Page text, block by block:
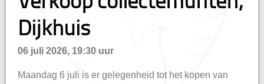
Dijkhuis
06 juli 2026, 19:30 uur
Maandag 6 juli is er gelegenheid tot het kopen van